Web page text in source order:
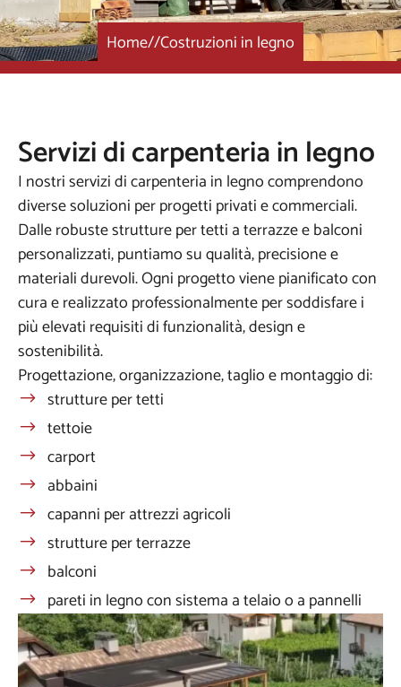
Home//Costruzioni in legno
Servizi di carpenteria in legno
I nostri servizi di carpenteria in legno comprendono
diverse soluzioni per progetti privati e commerciali.
Dalle robuste strutture per tetti a terrazze e balconi
personalizzati, puntiamo su qualità, precisione e
materiali durevoli. Ogni progetto viene pianificato con
cura e realizzato professionalmente per soddisfare i
più elevati requisiti di funzionalità, design e
sostenibilità.
Progettazione, organizzazione, taglio e montaggio di:
strutture per tetti
tettoie
carport
abbaini
capanni per attrezzi agricoli
strutture per terrazze
balconi
pareti in legno con sistema a telaio o a pannelli